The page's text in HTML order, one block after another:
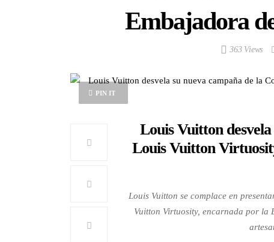
Embajadora
363 Views
PIN IT
Louis Vuitton
Louis Vuitton
Louis Vuitton se complace en
Vuitton Virtuosity, encarnada por la